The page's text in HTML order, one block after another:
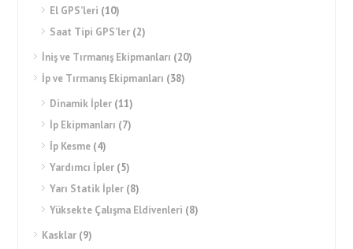
El GPS’leri (10)
Saat Tipi GPS’ler (2)
İniş ve Tırmanış Ekipmanları (20)
İp ve Tırmanış Ekipmanları (38)
Dinamik İpler (11)
İp Ekipmanları (7)
İp Kesme (4)
Yardımcı İpler (5)
Yarı Statik İpler (8)
Yüksekte Çalışma Eldivenleri (8)
Kasklar (9)